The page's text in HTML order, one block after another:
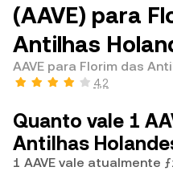
(AAVE) para
Antilhas
AAVE para Florim das
4,2
Quanto vale 1
Antilhas
1 AAVE vale atualmente